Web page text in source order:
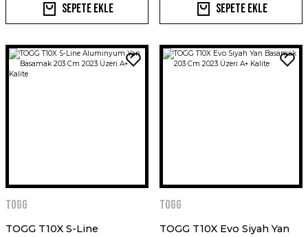
Sepete Ekle Sepete Ekle
Togg
TOGG T10X S-Line
Togg
TOGG T10X Evo Siyah Yan